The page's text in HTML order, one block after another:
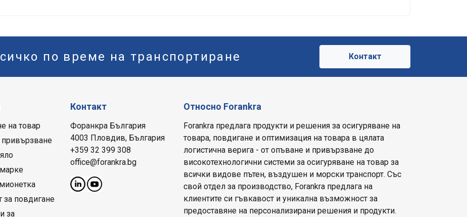
по време на транспортиране Контакт
на товар
за повдигане
за
Контакт
Форанкра България
4003 Пловдив, България
+359 32 399 308
office@forankra.bg
Относно Forankra
Forankra предлага продукти и решения за осигуряване на
товара, повдигане и оптимизация на товара в цялата
логистична верига - от опъване и привързване до
високотехнологични системи за осигуряване на товар за
всички видове пътен, въздушен и морски транспорт. Със
свой отдел за производство, Forankra предлага на
клиентите си гъвкавост и уникална възможност за
предоставяне на персонализирани решения и продукти.